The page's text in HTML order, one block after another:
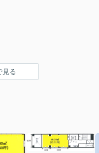
見る